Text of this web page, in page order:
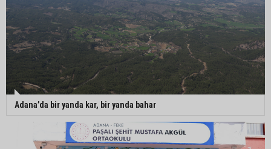
Adana’da bir yanda kar, bir yanda bahar